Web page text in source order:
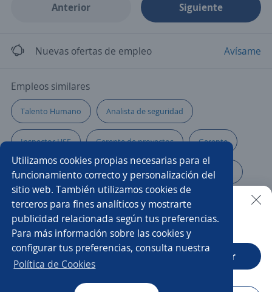
Utilizamos cookies propias necesarias para el
funcionamiento correcto y personalización del
sitio web. También utilizamos cookies de
terceros para fines analíticos y mostrarte
publicidad relacionada según tus preferencias.
Para más información sobre las cookies y
configurar tus preferencias, consulta nuestra
Política de Cookies
Anterior Siguiente
Nuevas ofertas de empleo Avísame
Empleos similares
Talento Humano Analista de seguridad
Inspector HSE Gerente de proyectos Gerente
Velador/a Gerente de planta Gerente de obras
Jefe/a de guardia Administración
Gerente de infraestructura Coordinación
Jefe/a de calidad
Buscar es más fácil en la app
CT App Abrir